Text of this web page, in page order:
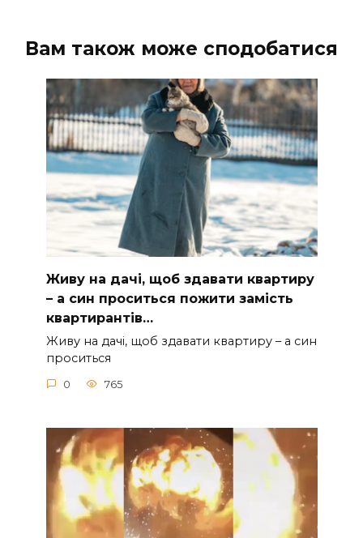
Вам також може сподобатися
Живу на дачі, щоб здавати квартиру
– а син проситься пожити замість
квартирантів…
Живу на дачі, щоб здавати квартиру – а син
проситься
0 765